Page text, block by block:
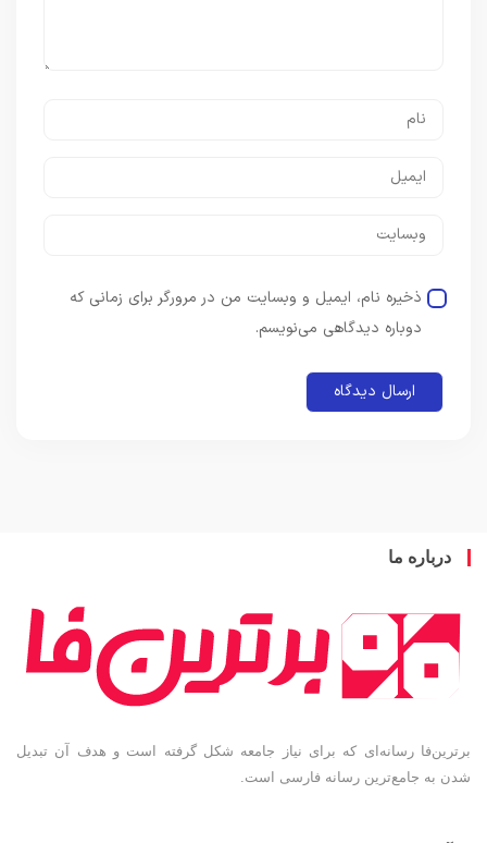
ذخیره نام، ایمیل و وبسایت من در مرورگر برای زمانی که
دوباره دیدگاهی می‌نویسم.
ما
رسانه‌ای که برای نیاز جامعه شکل گرفته است و هدف آن تبدیل
جامع‌ترین رسانه فارسی است.